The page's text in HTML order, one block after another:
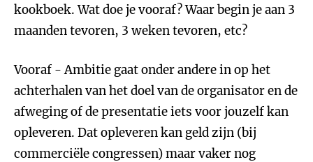
kookboek. Wat doe je vooraf? Waar begin je aan 3
maanden tevoren, 3 weken tevoren, etc?
Vooraf - Ambitie gaat onder andere in op het
achterhalen van het doel van de organisator en de
afweging of de presentatie iets voor jouzelf kan
opleveren. Dat opleveren kan geld zijn (bij
commerciële congressen) maar vaker nog